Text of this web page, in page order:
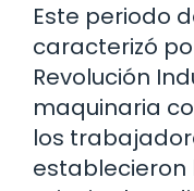
Este periodo
caracterizó
Revolución
maquinaria
los
establecieron